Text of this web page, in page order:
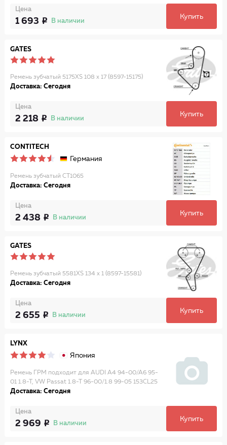
Цена
1 693 В наличии
Купить
GATES
Ремень зубчатый 5175XS 108 x 17 (8597-15175)
Доставка: Сегодня
Цена
2 218 В наличии
Купить
CONTITECH
Германия
Ремень зубчатый CT1065
Доставка: Сегодня
Цена
2 438 В наличии
Купить
GATES
Ремень зубчатый 5581XS 134 x 1 (8597-15581)
Доставка: Сегодня
Цена
2 655 В наличии
Купить
LYNX
Япония
Ремень ГРМ подходит для AUDI A4 94-00/A6 95-
01 1.8-T, VW Passat 1.8-T 96-00/1.8 99-05 153CL25
Доставка: Сегодня
Цена
2 969 В наличии
Купить